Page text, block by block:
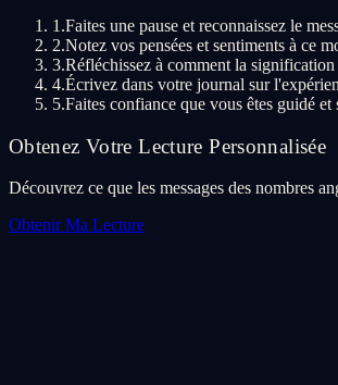
1.Faites une pause et reconnaissez le
2.Notez vos pensées et sentiments à ce
3.Réfléchissez à comment la
4.Écrivez dans votre journal sur
5.Faites confiance que vous êtes guidé et
Obtenez Votre Lecture Personnalisée
Découvrez ce que les messages des nombres
Obtenir Ma Lecture